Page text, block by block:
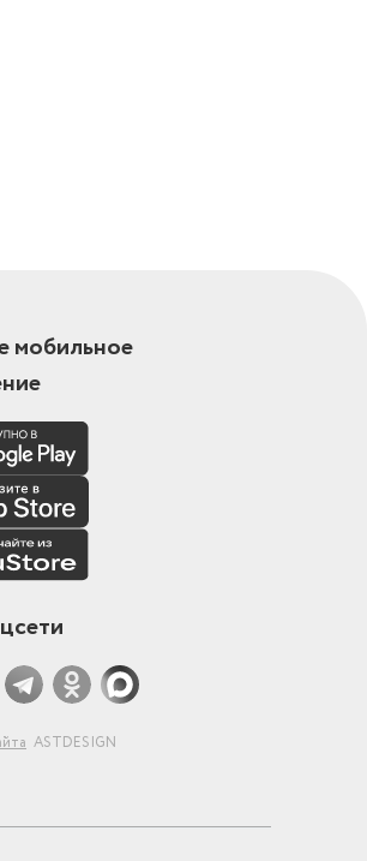
мобильное
ASTDESIGN